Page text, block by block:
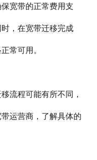
宽带的正常费用支
，在宽带迁移完成
常可用。
流程可能有所不同，
运营商，了解具体的